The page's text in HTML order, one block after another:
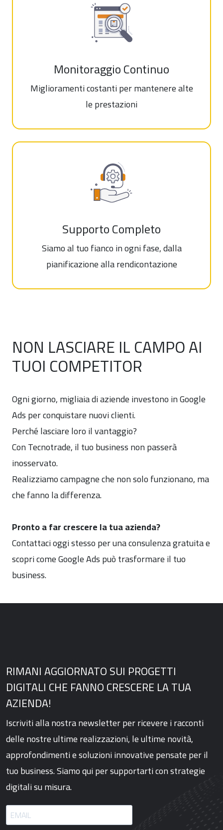
Monitoraggio Continuo
Miglioramenti costanti per mantenere alte
le prestazioni
Supporto Completo
Siamo al tuo fianco in ogni fase, dalla
pianificazione alla rendicontazione
NON LASCIARE IL CAMPO AI
TUOI COMPETITOR
Ogni giorno, migliaia di aziende investono in Google
Ads per conquistare nuovi clienti.
Perché lasciare loro il vantaggio?
Con Tecnotrade, il tuo business non passerà
inosservato.
Realizziamo campagne che non solo funzionano, ma
che fanno la differenza.
Pronto a far crescere la tua azienda?
Contattaci oggi stesso per una consulenza gratuita e
scopri come Google Ads può trasformare il tuo
business.
RIMANI AGGIORNATO SUI PROGETTI
DIGITALI CHE FANNO CRESCERE LA TUA
AZIENDA!
Iscriviti alla nostra newsletter per ricevere i racconti
delle nostre ultime realizzazioni, le ultime novità,
approfondimenti e soluzioni innovative pensate per il
tuo business. Siamo qui per supportarti con strategie
digitali su misura.